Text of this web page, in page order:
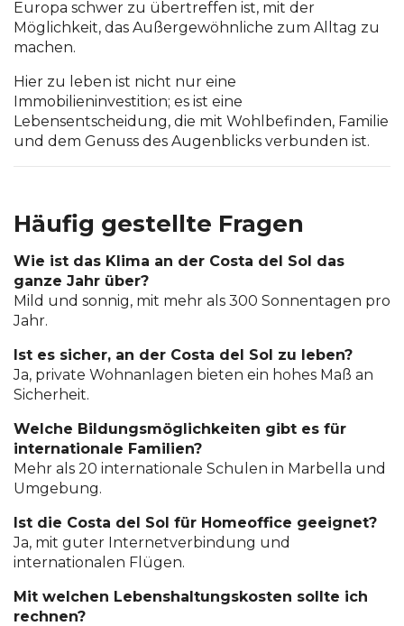
Europa schwer zu übertreffen ist, mit der
Möglichkeit, das Außergewöhnliche zum Alltag zu
machen.
Hier zu leben ist nicht nur eine
Immobilieninvestition; es ist eine
Lebensentscheidung, die mit Wohlbefinden, Familie
und dem Genuss des Augenblicks verbunden ist.
Häufig gestellte Fragen
Wie ist das Klima an der Costa del Sol das
ganze Jahr über?
Mild und sonnig, mit mehr als 300 Sonnentagen pro
Jahr.
Ist es sicher, an der Costa del Sol zu leben?
Ja, private Wohnanlagen bieten ein hohes Maß an
Sicherheit.
Welche Bildungsmöglichkeiten gibt es für
internationale Familien?
Mehr als 20 internationale Schulen in Marbella und
Umgebung.
Ist die Costa del Sol für Homeoffice geeignet?
Ja, mit guter Internetverbindung und
internationalen Flügen.
Mit welchen Lebenshaltungskosten sollte ich
rechnen?